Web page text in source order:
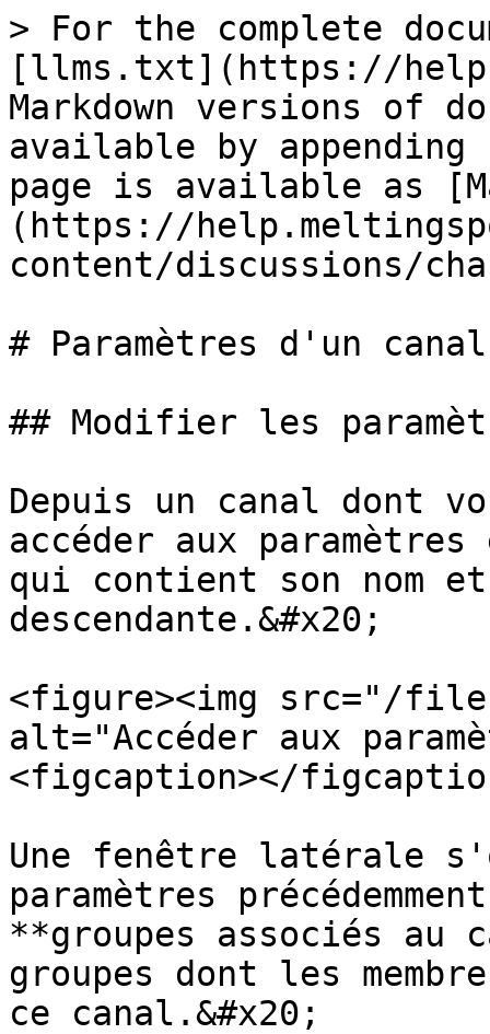
> For the complete
[llms.txt](https://
Markdown versions of
available by
page is available as
(https://
content/discussions/
# Paramètres d'un canal
## Modifier les
Depuis un canal dont
accéder aux
qui contient son nom
descendante.&#x20;
<figure><img src="/files/
alt="Accéder aux
<figcaption></
Une fenêtre latérale
paramètres
**groupes associés
groupes dont les
ce canal.&#x20;